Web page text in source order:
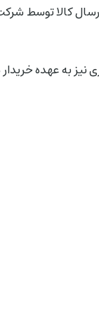
کالا توسط
نیز به عهده